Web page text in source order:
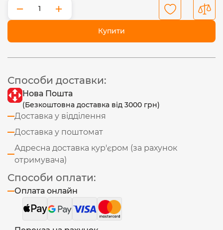
− +
Купити
Способи доставки:
Нова Пошта
(Безкоштовна доставка від 3000 грн)
Доставка у відділення
Доставка у поштомат
Адресна доставка кур'єром (за рахунок
отримувача)
Способи оплати:
Оплата онлайн